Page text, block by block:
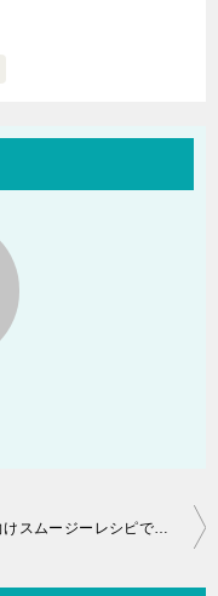
子供向けスムージーレシピで野菜不足解消！！